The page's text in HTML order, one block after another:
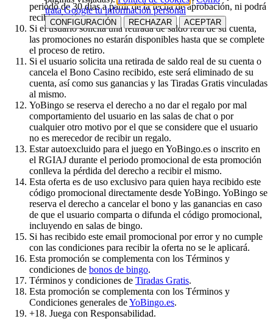
periodo de 30 días a partir de la fecha de aprobación, ni podrá
recibir ningún premio.
Si el usuario solicita una retirada de saldo real de su cuenta,
las promociones no estarán disponibles hasta que se complete
el proceso de retiro.
Si el usuario solicita una retirada de saldo real de su cuenta o
cancela el Bono Casino recibido, este será eliminado de su
cuenta, así como sus ganancias y las Tiradas Gratis vinculadas
al mismo.
YoBingo se reserva el derecho a no dar el regalo por mal
comportamiento del usuario en las salas de chat o por
cualquier otro motivo por el que se considere que el usuario
no es merecedor de recibir un regalo.
Estar autoexcluido para el juego en YoBingo.es o inscrito en
el RGIAJ durante el periodo promocional de esta promoción
conlleva la pérdida del derecho a recibir el mismo.
Esta oferta es de uso exclusivo para quien haya recibido este
código promocional directamente desde YoBingo. YoBingo se
reserva el derecho a cancelar el bono y las ganancias en caso
de que el usuario comparta o difunda el código promocional,
incluyendo en salas de bingo.
Si has recibido este email promocional por error y no cumple
con las condiciones para recibir la oferta no se le aplicará.
Esta promoción se complementa con los Términos y
condiciones de bonos de bingo.
Términos y condiciones de Tiradas Gratis.
Esta promoción se complementa con los Términos y
Condiciones generales deYoBingo.es.
+18. Juega con Responsabilidad.
trata Google tu información personal
CONFIGURACIÓN RECHAZAR ACEPTAR